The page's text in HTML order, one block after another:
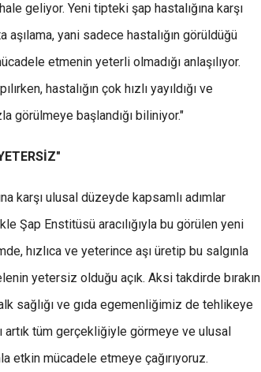
geliyor. Yeni tipteki şap hastalığına karşı
aşılama, yani sadece hastalığın görüldüğü
etmenin yeterli olmadığı anlaşılıyor.
hastalığın çok hızlı yayıldığı ve
görülmeye başlandığı biliniyor."
karşı ulusal düzeyde kapsamlı adımlar
Şap Enstitüsü aracılığıyla bu görülen yeni
hızlıca ve yeterince aşı üretip bu salgınla
yetersiz olduğu açık. Aksi takdirde bırakın
sağlığı ve gıda egemenliğimiz de tehlikeye
artık tüm gerçekliğiyle görmeye ve ulusal
etkin mücadele etmeye çağırıyoruz.